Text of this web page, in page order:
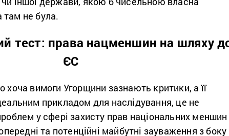
там не була.
тест: права нацменшин на шляху
ЄС
хоча вимоги Угорщини зазнають критики, а її
прикладом для наслідування, це не
у сфері захисту прав національних
та потенційні майбутні зауваження з боку